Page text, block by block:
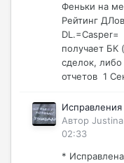
Феньки на
Рейтинг
получает БК
сделок,
отчетов 1
Автор Justina
02:33
*